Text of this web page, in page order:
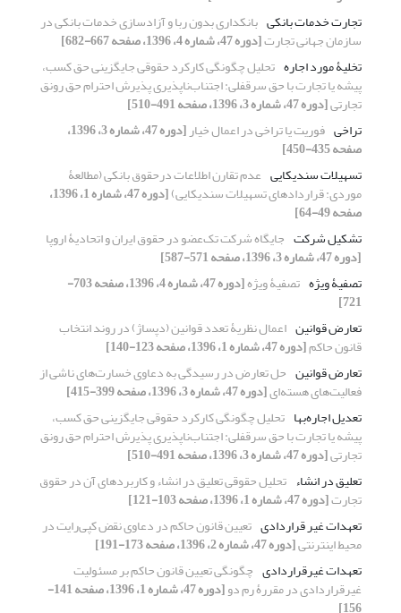
تجارت خدمات بانکی بانکداری بدون ربا و آزادسازی خدمات بانکی در
سازمان جهانی تجارت[دوره 47، شماره 4، 1396، صفحه 667-682]
تخلیۀ مورد اجاره تحلیل چگونگی کارکرد حقوقی جایگزینی حق کسب،
پیشه یا تجارت با حق سرقفلی: اجتناب‌ناپذیری پذیرش احترام حق رونق
تجارتی[دوره 47، شماره 3، 1396، صفحه 491-510]
تراخی فوریت یا تراخی در اعمال خیار [دوره 47، شماره 3، 1396،
صفحه 435-450]
تسهیلات سندیکایی عدم تقارن اطلاعات درحقوق بانکی (مطالعۀ
موردی: قراردادهای تسهیلات سندیکایی) [دوره 47، شماره 1، 1396،
صفحه 49-64]
تشکیل شرکت جایگاه شرکت تک‌عضو در حقوق ایران و اتحادیۀ اروپا
[دوره 47، شماره 3، 1396، صفحه 571-587]
تصفیۀ ویژه تصفیۀ ویژه [دوره 47، شماره 4، 1396، صفحه 703-
721]
تعارض قوانین اعمال نظریۀ تعدد قوانین (دپساژ) در روند انتخاب
قانون حاکم[دوره 47، شماره 1، 1396، صفحه 123-140]
تعارض قوانین حل تعارض در رسیدگی به دعاوی خسارت‌های ناشی از
فعالیت‌های هسته‌ای[دوره 47، شماره 3، 1396، صفحه 399-415]
تعدیل اجاره‌بها تحلیل چگونگی کارکرد حقوقی جایگزینی حق کسب،
پیشه یا تجارت با حق سرقفلی: اجتناب‌ناپذیری پذیرش احترام حق رونق
تجارتی[دوره 47، شماره 3، 1396، صفحه 491-510]
تعلیق در انشاء تحلیل حقوقی تعلیق در انشاء و کاربردهای آن در حقوق
تجارت[دوره 47، شماره 1، 1396، صفحه 103-121]
تعهدات غیر قراردادی تعیین قانون حاکم در دعاوى نقض کپی‌رایت در
محیط اینترنتى[دوره 47، شماره 2، 1396، صفحه 173-191]
تعهدات غیرقراردادی چگونگی تعیین قانون حاکم بر مسئولیت
غیرقراردادی در مقررۀ رم دو [دوره 47، شماره 1، 1396، صفحه 141-
156]